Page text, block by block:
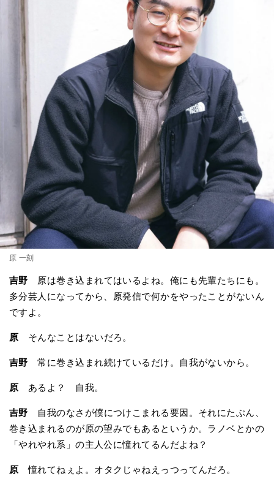
原 一刻
吉野 原は巻き込まれてはいるよね。俺にも先輩たちにも。
多分芸人になってから、原発信で何かをやったことがないん
ですよ。
原 そんなことはないだろ。
吉野 常に巻き込まれ続けているだけ。自我がないから。
原 あるよ？ 自我。
吉野 自我のなさが僕につけこまれる要因。それにたぶん、
巻き込まれるのが原の望みでもあるというか。ラノベとかの
「やれやれ系」の主人公に憧れてるんだよね？
原 憧れてねぇよ。オタクじゃねえっつってんだろ。